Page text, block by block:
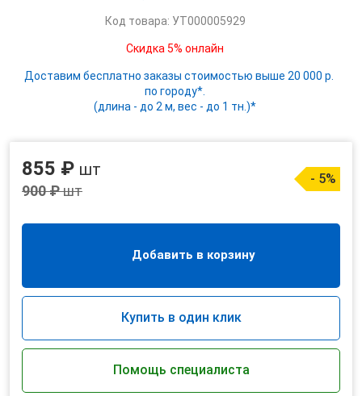
Код товара: УТ000005929
Скидка 5% онлайн
Доставим бесплатно заказы стоимостью выше 20 000 р.
по городу*.
(длина - до 2 м, вес - до 1 тн.)*
855 ₽ шт
900 ₽шт
- 5%
Добавить в корзину
Купить в один клик
Помощь специалиста